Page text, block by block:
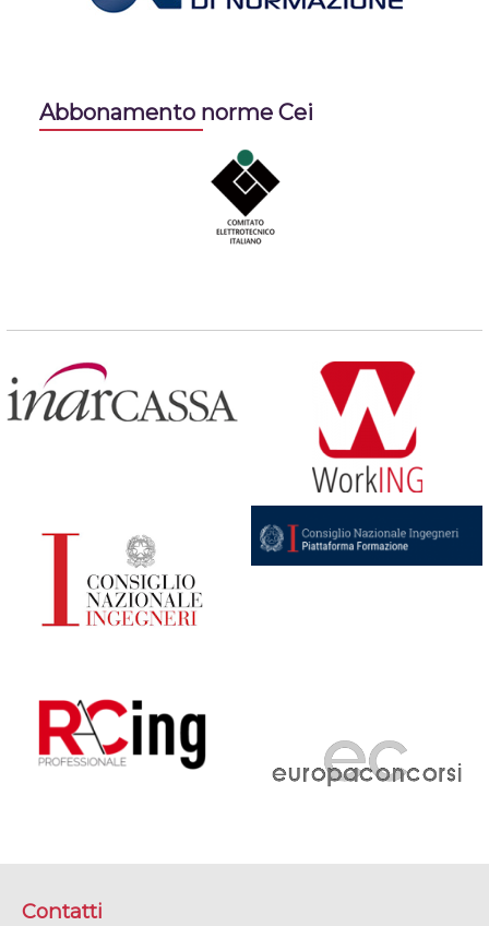
Abbonamento norme Cei
Contatti